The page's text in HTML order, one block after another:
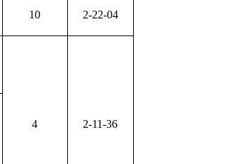
10 2-22-04
4 2-11-36